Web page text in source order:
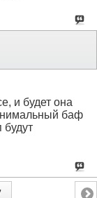
и будет она
баф